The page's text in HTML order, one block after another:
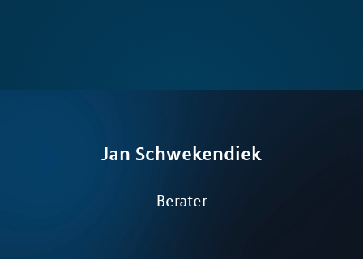
Jan Schwekendiek
Berater